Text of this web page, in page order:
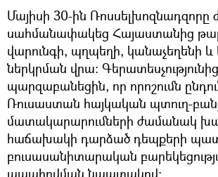
Մայիսի 30-ին
սահմանափակեց Հայաստանից
վարունգի, պղպեղի, կանաչեղենի և
ներկրման վրա։ Գերատեսչությունից
պարզաբանեցին, որ որոշումն
Ռուսաստան հայկական պտուղ-
մատակարարումների ժամանակ
հաճախակի դարձած դեպքերի
բուսասանիտարական
ապահովման նպատակով։